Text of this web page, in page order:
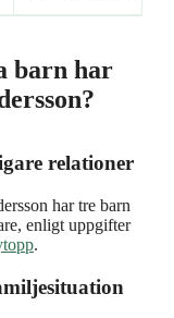
barn har
relationer
har tre barn
enligt uppgifter
.